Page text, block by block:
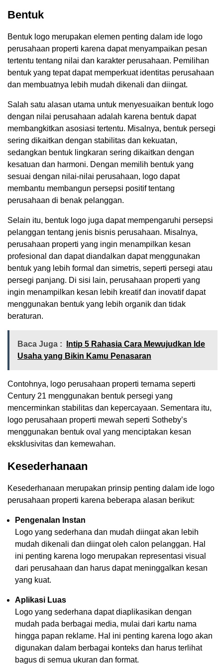
Bentuk
Bentuk logo merupakan elemen penting dalam ide logo
perusahaan properti karena dapat menyampaikan pesan
tertentu tentang nilai dan karakter perusahaan. Pemilihan
bentuk yang tepat dapat memperkuat identitas perusahaan
dan membuatnya lebih mudah dikenali dan diingat.
Salah satu alasan utama untuk menyesuaikan bentuk logo
dengan nilai perusahaan adalah karena bentuk dapat
membangkitkan asosiasi tertentu. Misalnya, bentuk persegi
sering dikaitkan dengan stabilitas dan kekuatan,
sedangkan bentuk lingkaran sering dikaitkan dengan
kesatuan dan harmoni. Dengan memilih bentuk yang
sesuai dengan nilai-nilai perusahaan, logo dapat
membantu membangun persepsi positif tentang
perusahaan di benak pelanggan.
Selain itu, bentuk logo juga dapat mempengaruhi persepsi
pelanggan tentang jenis bisnis perusahaan. Misalnya,
perusahaan properti yang ingin menampilkan kesan
profesional dan dapat diandalkan dapat menggunakan
bentuk yang lebih formal dan simetris, seperti persegi atau
persegi panjang. Di sisi lain, perusahaan properti yang
ingin menampilkan kesan lebih kreatif dan inovatif dapat
menggunakan bentuk yang lebih organik dan tidak
beraturan.
Baca Juga :
Intip 5 Rahasia Cara Mewujudkan Ide
Usaha yang Bikin Kamu Penasaran
Contohnya, logo perusahaan properti ternama seperti
Century 21 menggunakan bentuk persegi yang
mencerminkan stabilitas dan kepercayaan. Sementara itu,
logo perusahaan properti mewah seperti Sotheby’s
menggunakan bentuk oval yang menciptakan kesan
eksklusivitas dan kemewahan.
Kesederhanaan
Kesederhanaan merupakan prinsip penting dalam ide logo
perusahaan properti karena beberapa alasan berikut:
Pengenalan Instan
Logo yang sederhana dan mudah diingat akan lebih
mudah dikenali dan diingat oleh calon pelanggan. Hal
ini penting karena logo merupakan representasi visual
dari perusahaan dan harus dapat meninggalkan kesan
yang kuat.
Aplikasi Luas
Logo yang sederhana dapat diaplikasikan dengan
mudah pada berbagai media, mulai dari kartu nama
hingga papan reklame. Hal ini penting karena logo akan
digunakan dalam berbagai konteks dan harus terlihat
bagus di semua ukuran dan format.